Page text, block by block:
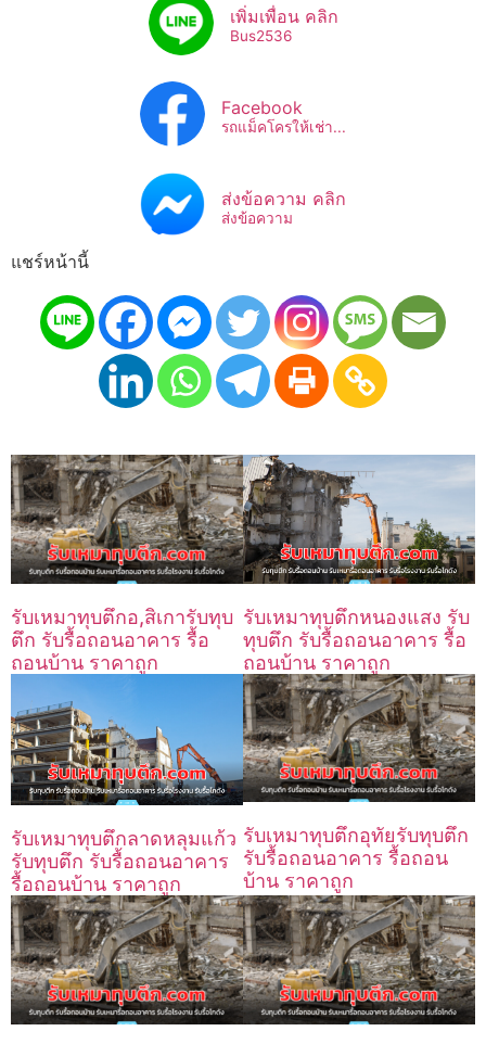
เพิ่มเพื่อน คลิก
Bus2536​
Facebook
รถแม็คโครให้เช่า...
ส่งข้อความ คลิก
ส่งข้อความ
แชร์หน้านี้
รับเหมาทุบตึกอ,สิเการับทุบ
ตึก รับรื้อถอนอาคาร รื้อ
ถอนบ้าน ราคาถูก
รับเหมาทุบตึกหนองแสง รับ
ทุบตึก รับรื้อถอนอาคาร รื้อ
ถอนบ้าน ราคาถูก
รับเหมาทุบตึกลาดหลุมแก้ว
รับทุบตึก รับรื้อถอนอาคาร
รื้อถอนบ้าน ราคาถูก
รับเหมาทุบตึกอุทัยรับทุบตึก
รับรื้อถอนอาคาร รื้อถอน
บ้าน ราคาถูก